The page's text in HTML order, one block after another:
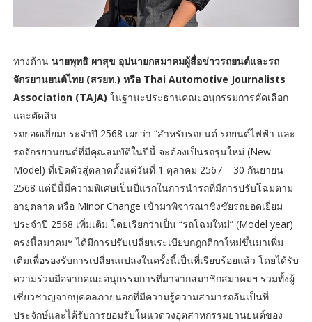
ทางด้าน นายพุทธิ ผาสุข อุปนายกสมาคมผู้สื่อข่าวรถยนต์และรถ
จักรยานยนต์ไทย (สรยท.) หรือ Thai Automotive Journalists
Association (TAJA) ในฐานะประธานคณะอนุกรรมการคัดเลือก
และตัดสิน
รถยอดเยี่ยมประจำปี 2568 เผยว่า “สำหรับรถยนต์ รถยนต์ไฟฟ้า และ
รถจักรยานยนต์ที่มีคุณสมบัติในปีนี้ จะต้องเป็นรถรุ่นใหม่ (New
Model) ที่เปิดตัวสู่ตลาดตั้งแต่วันที่ 1 ตุลาคม 2567 – 30 กันยายน
2568 แต่ปีนี้มีความพิเศษเป็นปีแรกในการนำรถที่มีการปรับโฉมตาม
อายุตลาด หรือ Minor Change เข้ามาพิจารณาชิงชัยรถยอดเยี่ยม
ประจำปี 2568 เพิ่มเติม โดยเรียกว่าเป็น “รถโฉมใหม่” (Model year)
ตรงนี้สมาคมฯ ได้มีการปรับเปลี่ยนระเบียบกฎกติกาใหม่ขึ้นมาเพิ่ม
เติมเพื่อรองรับการเปลี่ยนแปลงในครั้งนี้เป็นที่เรียบร้อยแล้ว โดยได้รับ
ความร่วมมือจากคณะอนุกรรมการที่มาจากสมาชิกสมาคมฯ รวมทั้งผู้
เชี่ยวชาญจากบุคคลภายนอกที่มีความรู้ความสามารถอันเป็นที่
ประจักษ์และได้รับการยอมรับในแวดวงอุตสาหกรรมยานยนต์ของ